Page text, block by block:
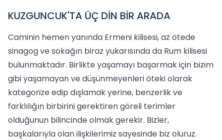
KUZGUNCUK'TA ÜÇ DİN BİR ARADA
Caminin hemen yanında Ermeni kilisesi, az ötede
sinagog ve sokağın biraz yukarısında da Rum kilisesi
bulunmaktadır. Birlikte yaşamayı başarmak için bizim
gibi yaşamayan ve düşünmeyenleri öteki olarak
kategorize edip dışlamak yerine, benzerlik ve
farklılığın birbirini gerektiren göreli terimler
olduğunun bilincinde olmak gerekir. Bizler,
başkalarıyla olan ilişkilerimiz sayesinde biz oluruz.